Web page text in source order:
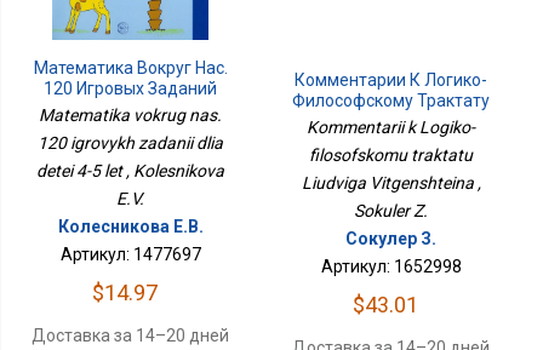
Математика Вокруг Нас.
120 Игровых Заданий
Для Детей 4-5 Лет
Matematika vokrug nas.
120 igrovykh zadanii dlia
detei 4-5 let , Kolesnikova
E.V.
Колесникова Е.В.
Артикул: 1477697
$14.97
Доставка за 14–20 дней
Комментарии К Логико-
Философскому Трактату
Людвига Витгенштейна
Kommentarii k Logiko-
filosofskomu traktatu
Liudviga Vitgenshteina ,
Sokuler Z.
Сокулер З.
Артикул: 1652998
$43.01